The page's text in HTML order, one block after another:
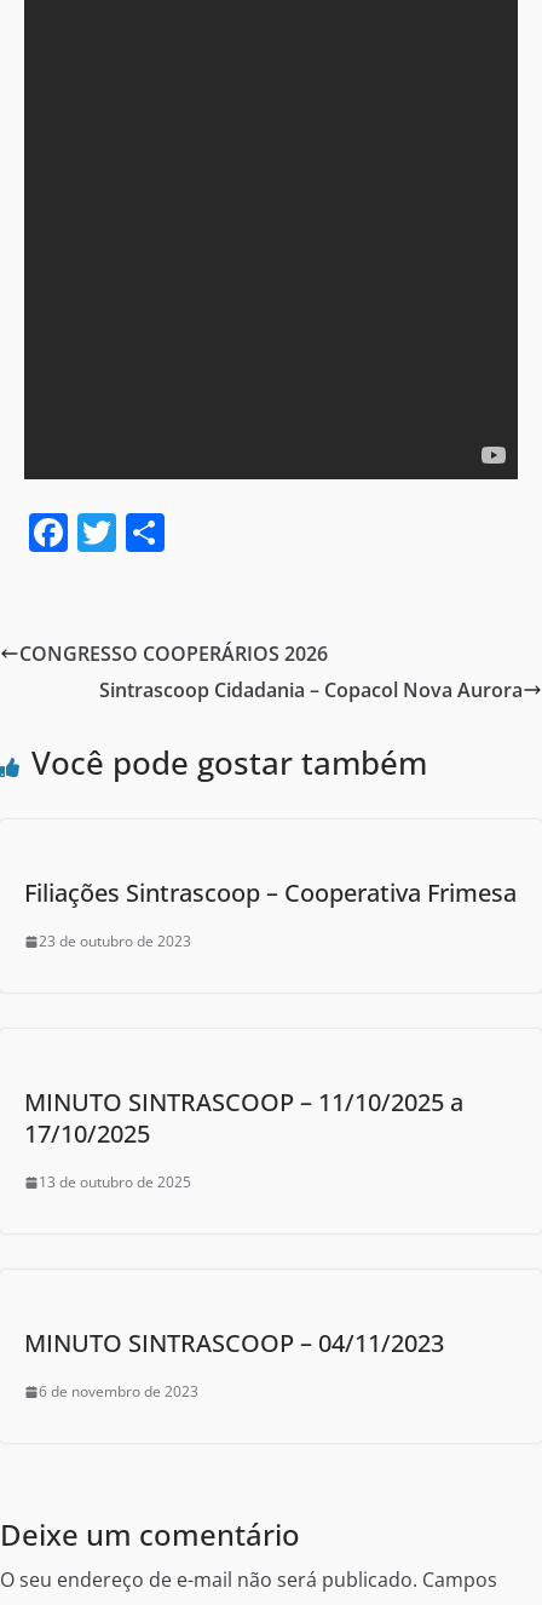
F
e
o
T
er e
CONGRESSO COOPERÁRIOS 2026
Sintrascoop Cidadania – Copacol Nova Aurora
Você pode gostar também
Filiações Sintrascoop – Cooperativa Frimesa
23 de outubro de 2023
MINUTO SINTRASCOOP – 11/10/2025 a
17/10/2025
13 de outubro de 2025
MINUTO SINTRASCOOP – 04/11/2023
6 de novembro de 2023
Deixe um comentário
O seu endereço de e-mail não será publicado. Campos